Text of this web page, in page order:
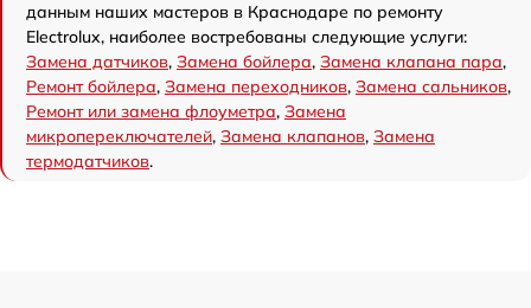
данным наших мастеров в Краснодаре по ремонту
Electrolux, наиболее востребованы следующие услуги:
Замена датчиков, Замена бойлера, Замена клапана пара,
Ремонт бойлера, Замена переходников, Замена сальников,
Ремонт или замена флоуметра, Замена
микропереключателей, Замена клапанов, Замена
термодатчиков.